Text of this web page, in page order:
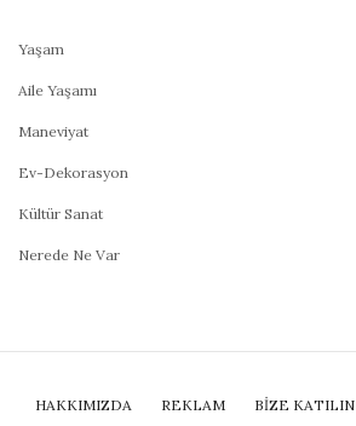
Yaşam
Aile Yaşamı
Maneviyat
Ev-Dekorasyon
Kültür Sanat
Nerede Ne Var
HAKKIMIZDA REKLAM BİZE KATILIN